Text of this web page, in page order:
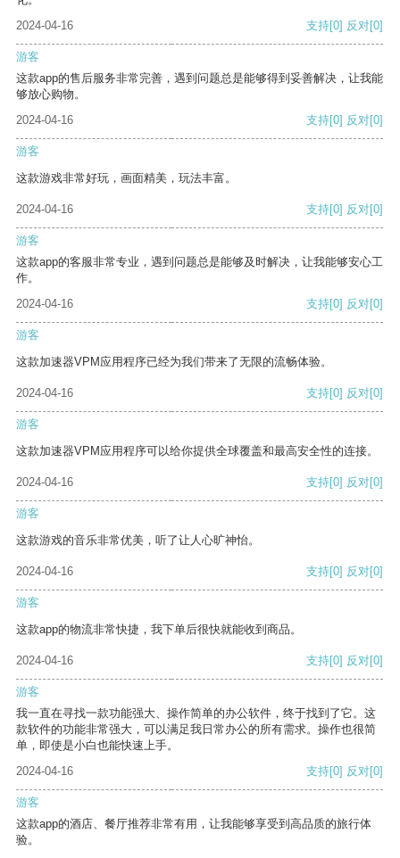
2024-04-16
支持[0] 反对[0]
游客
这款app的售后服务非常完善，遇到问题总是能够得到妥善解决，让我能
够放心购物。
2024-04-16
支持[0] 反对[0]
游客
这款游戏非常好玩，画面精美，玩法丰富。
2024-04-16 支持[0] 反对[0]
游客
这款app的客服非常专业，遇到问题总是能够及时解决，让我能够安心工
作。
2024-04-16
支持[0] 反对[0]
游客
这款加速器VPM应用程序已经为我们带来了无限的流畅体验。
2024-04-16 支持[0] 反对[0]
游客
这款加速器VPM应用程序可以给你提供全球覆盖和最高安全性的连接。
2024-04-16 支持[0] 反对[0]
游客
这款游戏的音乐非常优美，听了让人心旷神怡。
2024-04-16 支持[0] 反对[0]
游客
这款app的物流非常快捷，我下单后很快就能收到商品。
2024-04-16 支持[0] 反对[0]
游客
我一直在寻找一款功能强大、操作简单的办公软件，终于找到了它。这
款软件的功能非常强大，可以满足我日常办公的所有需求。操作也很简
单，即使是小白也能快速上手。
2024-04-16
支持[0] 反对[0]
游客
这款app的酒店、餐厅推荐非常有用，让我能够享受到高品质的旅行体
验。